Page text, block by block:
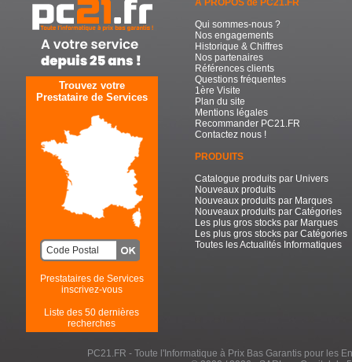
Trouvez votre
Prestataire de Services
Prestataires de Services
inscrivez-vous
Liste des 50 dernières
recherches
A PROPOS de PC21.FR
Qui sommes-nous ?
Nos engagements
Historique & Chiffres
Nos partenaires
Références clients
Questions fréquentes
1ère Visite
Plan du site
Mentions légales
Recommander PC21.FR
Contactez nous !
PRODUITS
Catalogue produits par Univers
Nouveaux produits
Nouveaux produits par Marques
Nouveaux produits par Catégories
Les plus gros stocks par Marques
Les plus gros stocks par Catégories
Toutes les Actualités Informatiques
PC21.FR - Toute l'Informatique à Prix Bas Garantis pour les